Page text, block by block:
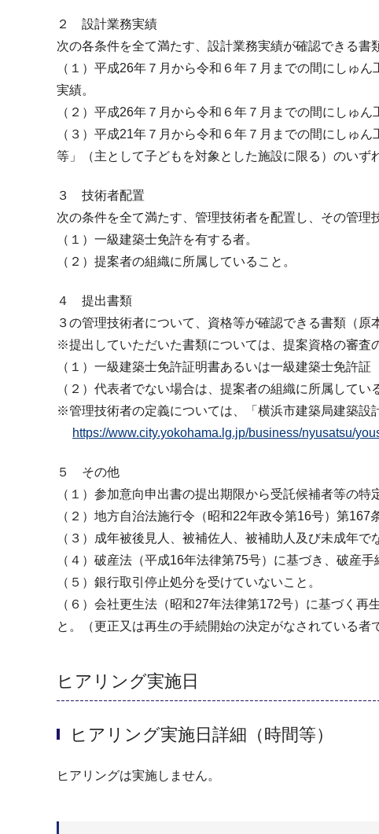
２ 設計業務実績
次の各条件を全て満たす、設計業務実績が確認できる
（１）平成26年７月から令和６年７月までの間にしゅ
実績。
（２）平成26年７月から令和６年７月までの間にしゅ
（３）平成21年７月から令和６年７月までの間にしゅ
等」（主として子どもを対象とした施設に限る）のいず
３ 技術者配置
次の条件を全て満たす、管理技術者を配置し、その管理
（１）一級建築士免許を有する者。
（２）提案者の組織に所属していること。
４ 提出書類
３の管理技術者について、資格等が確認できる書類（原
※提出していただいた書類については、提案資格の審査
（１）一級建築士免許証明書あるいは一級建築士免許証
（２）代表者でない場合は、提案者の組織に所属してい
※管理技術者の定義については、「横浜市建築局建築設
https://www.city.yokohama.lg.jp/business/nyusatsu/
５ その他
（１）参加意向申出書の提出期限から受託候補者等の
（２）地方自治法施行令（昭和22年政令第16号）第167
（３）成年被後見人、被補佐人、被補助人及び未成年で
（４）破産法（平成16年法律第75号）に基づき、破産
（５）銀行取引停止処分を受けていないこと。
（６）会社更生法（昭和27年法律第172号）に基づく
と。（更正又は再生の手続開始の決定がなされている者
ヒアリング実施日
ヒアリング実施日詳細（時間等）
ヒアリングは実施しません。